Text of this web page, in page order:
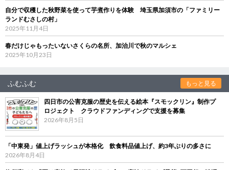
自分で収穫した秋野菜を使って芋煮作りを体験 埼玉県加須市の「ファミリー
ランドむさしの村」
2025年11月4日
春だけじゃもったいないさくらの名所、加治川で秋のマルシェ
2025年10月23日
ふむふむ もっと見る
四日市の公害克服の歴史を伝える絵本『スモックリン』制作プ
ロジェクト クラウドファンディングで支援を募集
2026年8月5日
「中東発」値上げラッシュが本格化 飲食料品値上げ、約3年ぶりの多さに
2026年8月4日